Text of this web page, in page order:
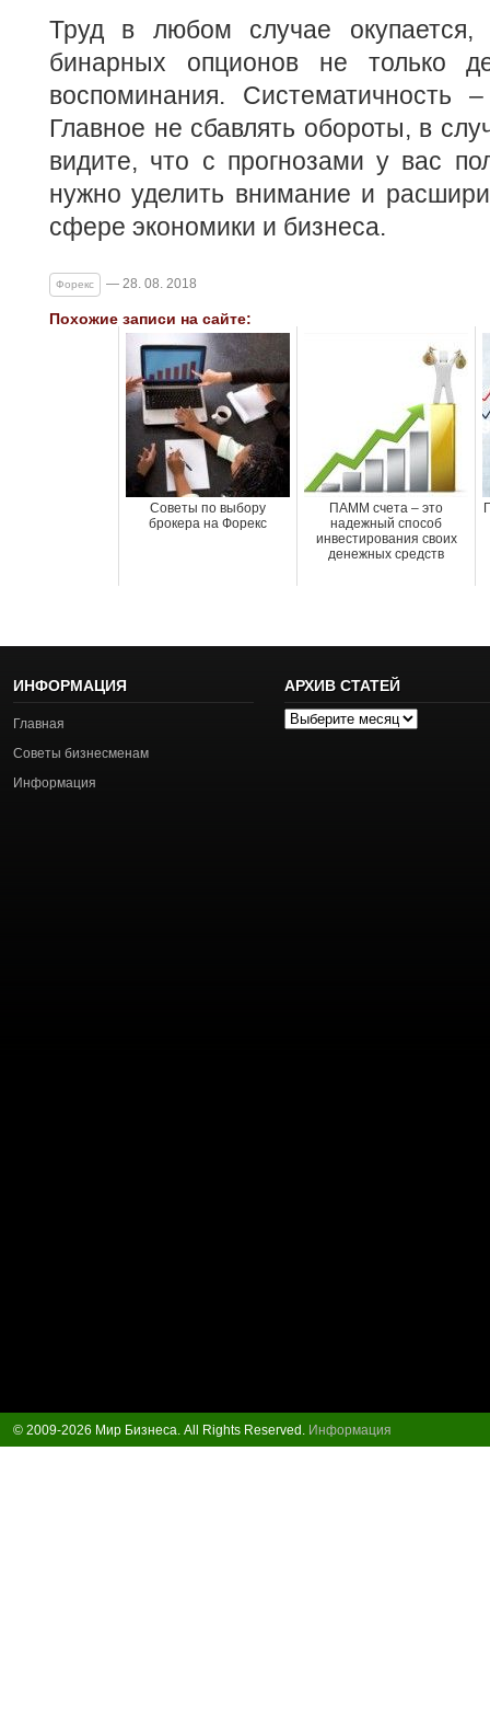
Труд в любом случае
бинарных опционов не только
воспоминания. Систематичность
Главное не сбавлять обороты, в
видите, что с прогнозами у вас
нужно уделить внимание и
сфере экономики и бизнеса.
Форекс — 28. 08. 2018
Похожие записи на сайте:
Советы по выбору
брокера на Форекс
ПАММ счета – это
надежный способ
инвестирования своих
денежных средств
ИНФОРМАЦИЯ
Главная
Советы бизнесменам
Информация
АРХИВ СТАТЕЙ
Архив
© 2009-2026 Мир Бизнеса. All Rights Reserved. Информация